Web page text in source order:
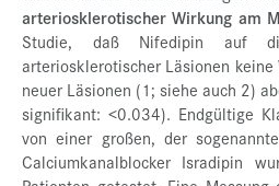
arteriosklerotischer Wirkung am
Studie, daß Nifedipin auf
arteriosklerotischer Läsionen
neuer Läsionen (1; siehe auch 2)
signifikant: <0.034). Endgültige
von einer großen, der
Calciumkanalblocker Isradipin